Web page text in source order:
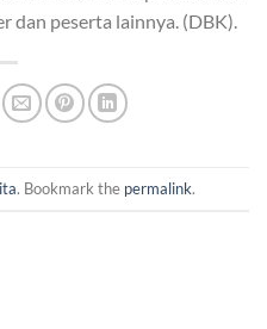
dan peserta lainnya. (DBK).
. Bookmark the permalink.